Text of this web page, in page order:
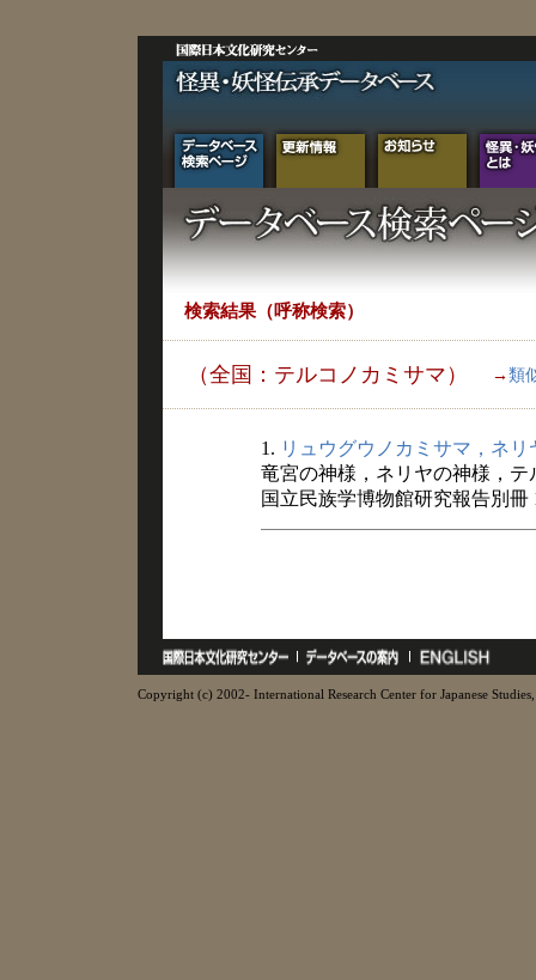
検索結果（呼称検索）
（全国：テルコノカミサマ） → 類
1. リュウグウノカミサマ，ネ
竜宮の神様，ネリヤの神様，テ
国立民族学博物館研究報告別冊
Copyright (c) 2002- International Research Center for Japanese